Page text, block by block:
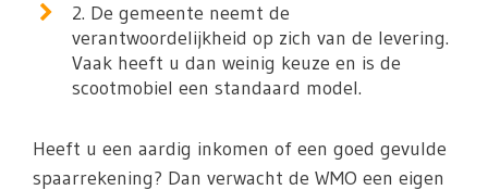
2. De gemeente neemt de
verantwoordelijkheid op zich van de levering.
Vaak heeft u dan weinig keuze en is de
scootmobiel een standaard model.
Heeft u een aardig inkomen of een goed gevulde
spaarrekening? Dan verwacht de WMO een eigen